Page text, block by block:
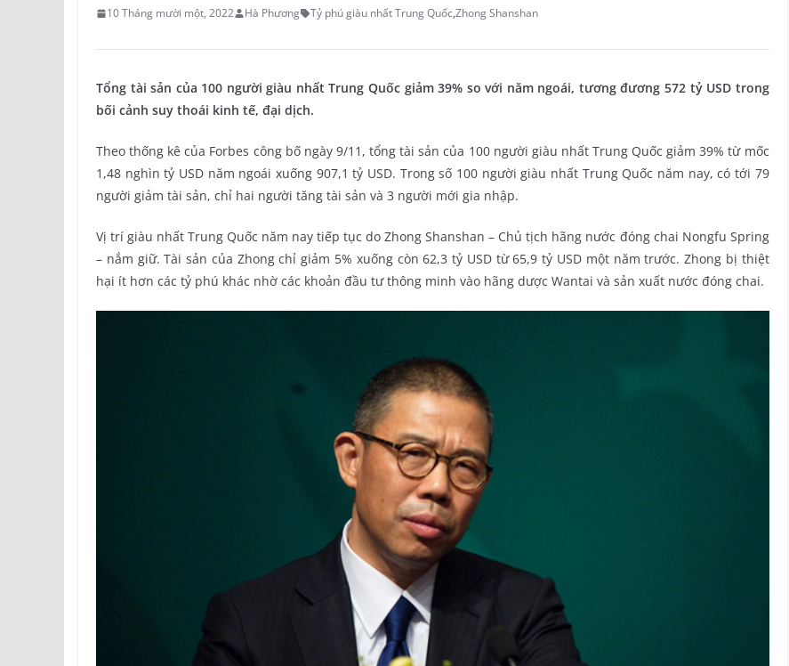
10 Tháng mười một, 2022 Hà Phương Tỷ phú giàu nhất Trung Quốc,Zhong Shanshan
Tổng tài sản của 100 người giàu nhất Trung Quốc giảm 39% so với năm ngoái, tương đương 572 tỷ USD trong
bối cảnh suy thoái kinh tế, đại dịch.
Theo thống kê của Forbes công bố ngày 9/11, tổng tài sản của 100 người giàu nhất Trung Quốc giảm 39% từ mốc
1,48 nghìn tỷ USD năm ngoái xuống 907,1 tỷ USD. Trong số 100 người giàu nhất Trung Quốc năm nay, có tới 79
người giảm tài sản, chỉ hai người tăng tài sản và 3 người mới gia nhập.
Vị trí giàu nhất Trung Quốc năm nay tiếp tục do Zhong Shanshan – Chủ tịch hãng nước đóng chai Nongfu Spring
– nắm giữ. Tài sản của Zhong chỉ giảm 5% xuống còn 62,3 tỷ USD từ 65,9 tỷ USD một năm trước. Zhong bị thiệt
hại ít hơn các tỷ phú khác nhờ các khoản đầu tư thông minh vào hãng dược Wantai và sản xuất nước đóng chai.